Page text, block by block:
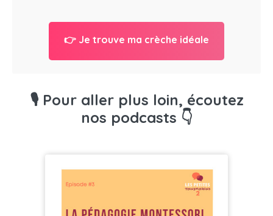
👉 Je trouve ma crèche idéale
🎙️ Pour aller plus loin, écoutez
nos podcasts 👇